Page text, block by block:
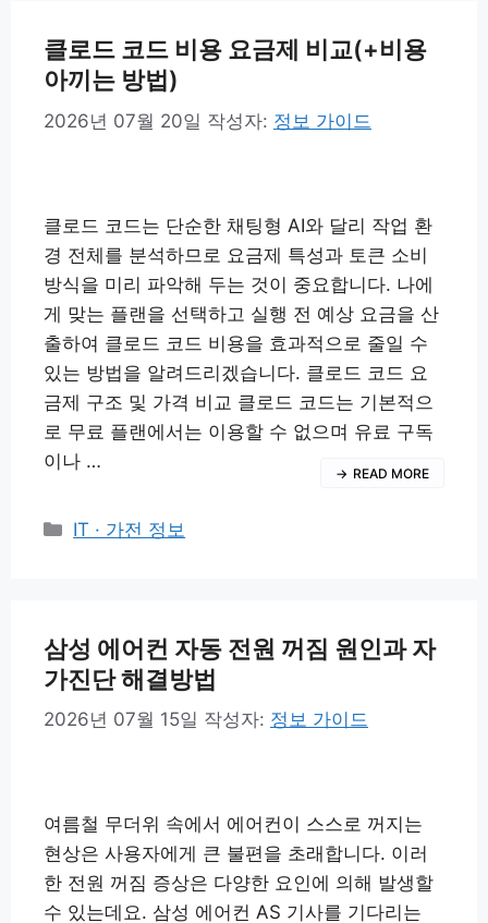
클로드 코드 비용 요금제 비교(+비용
아끼는 방법)
2026년 07월 20일 작성자: 정보 가이드
클로드 코드는 단순한 채팅형 AI와 달리 작업 환
경 전체를 분석하므로 요금제 특성과 토큰 소비
방식을 미리 파악해 두는 것이 중요합니다. 나에
게 맞는 플랜을 선택하고 실행 전 예상 요금을 산
출하여 클로드 코드 비용을 효과적으로 줄일 수
있는 방법을 알려드리겠습니다. 클로드 코드 요
금제 구조 및 가격 비교 클로드 코드는 기본적으
로 무료 플랜에서는 이용할 수 없으며 유료 구독
이나 …
READ MORE
카
IT · 가전 정보
삼성 에어컨 자동 전원 꺼짐 원인과 자
가진단 해결방법
2026년 07월 15일 작성자: 정보 가이드
여름철 무더위 속에서 에어컨이 스스로 꺼지는
현상은 사용자에게 큰 불편을 초래합니다. 이러
한 전원 꺼짐 증상은 다양한 요인에 의해 발생할
수 있는데요. 삼성 에어컨 AS 기사를 기다리는